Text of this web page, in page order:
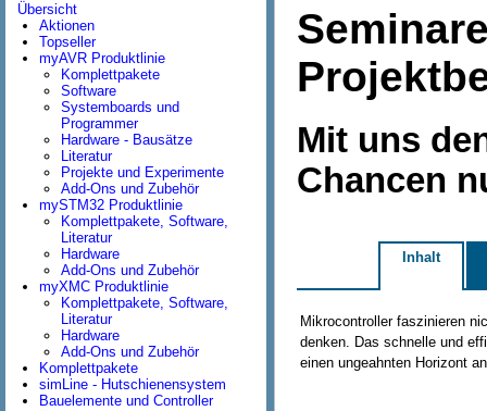
Übersicht
Aktionen
Topseller
myAVR Produktlinie
Komplettpakete
Software
Systemboards und
Programmer
Hardware - Bausätze
Literatur
Projekte und Experimente
Add-Ons und Zubehör
mySTM32 Produktlinie
Komplettpakete, Software,
Literatur
Hardware
Add-Ons und Zubehör
myXMC Produktlinie
Komplettpakete, Software,
Literatur
Hardware
Add-Ons und Zubehör
Komplettpakete
simLine - Hutschienensystem
Bauelemente und Controller
Mit uns
Chancen
Inhalt
Mikrocontroller faszinieren
denken. Das schnelle und
einen ungeahnten Horizont